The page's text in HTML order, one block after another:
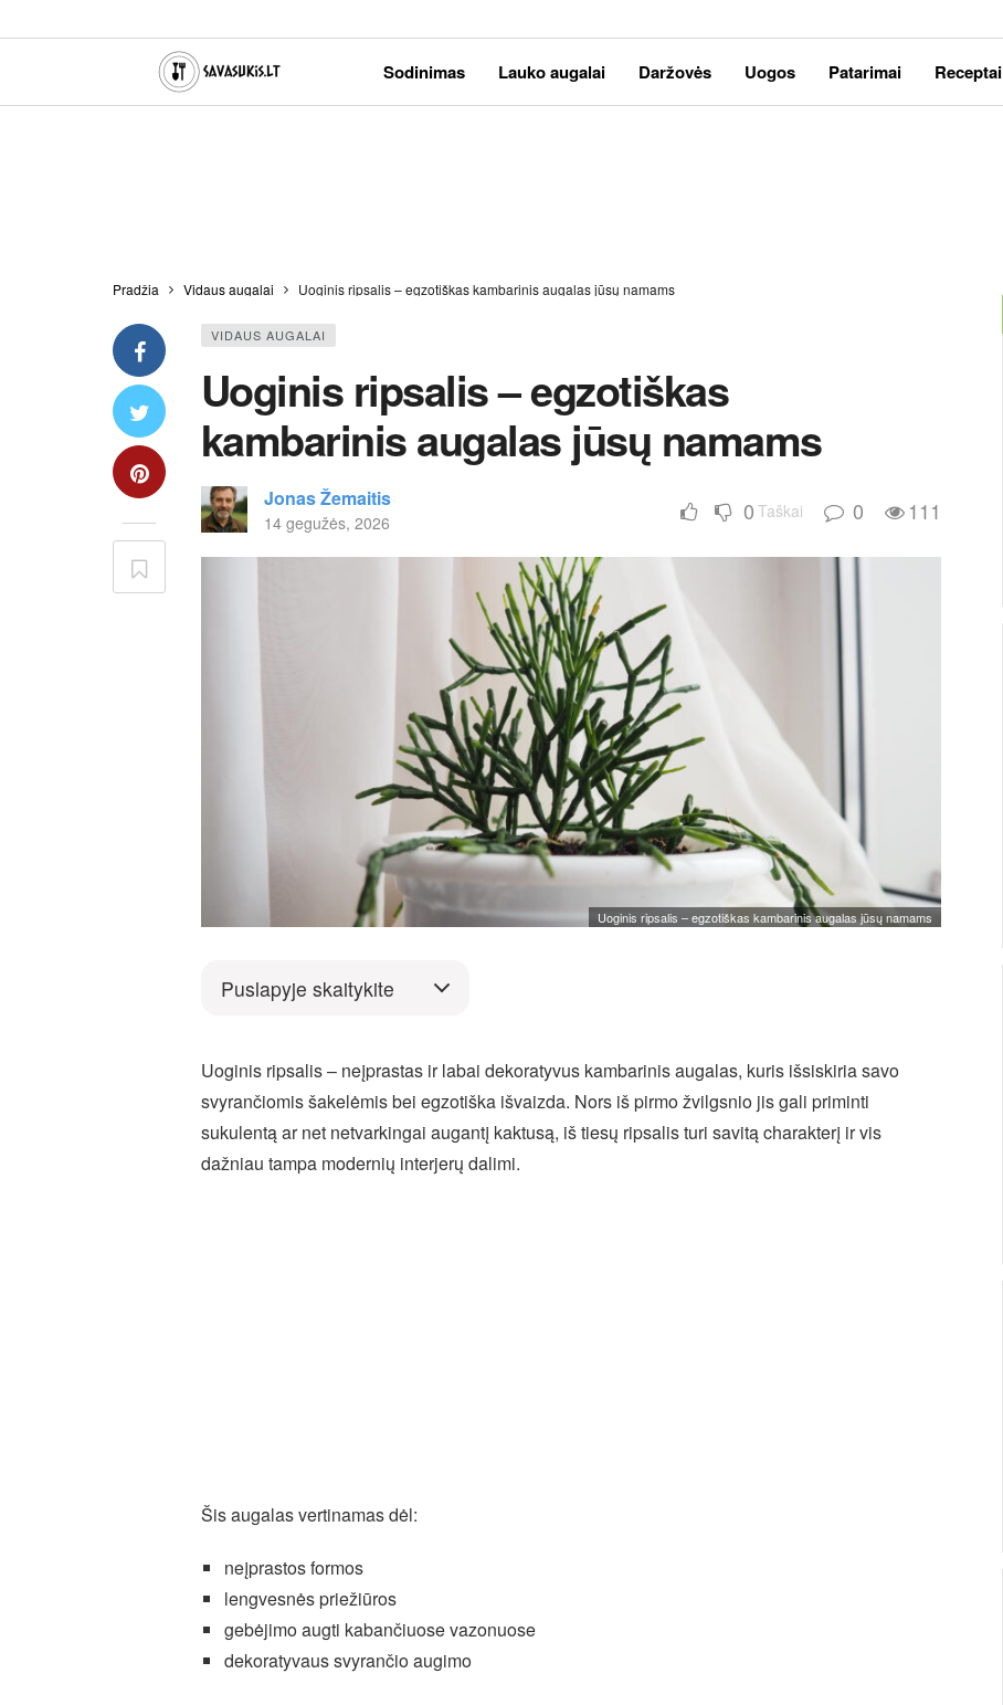
Sodinimas Lauko augalai Daržovės Uogos Patarimai Receptai
Pradžia Vidaus augalai Uoginis ripsalis – egzotiškas kambarinis augalas jūsų namams
VIDAUS AUGALAI
Uoginis ripsalis – egzotiškas
kambarinis augalas jūsų namams
Jonas Žemaitis
14 gegužės, 2026 0 Taškai 0 111
Uoginis ripsalis – egzotiškas kambarinis augalas jūsų namams
Puslapyje skaitykite
Uoginis ripsalis – neįprastas ir labai dekoratyvus kambarinis augalas, kuris išsiskiria savo
svyrančiomis šakelėmis bei egzotiška išvaizda. Nors iš pirmo žvilgsnio jis gali priminti
sukulentą ar net netvarkingai augantį kaktusą, iš tiesų ripsalis turi savitą charakterį ir vis
dažniau tampa modernių interjerų dalimi.
Šis augalas vertinamas dėl:
neįprastos formos
lengvesnės priežiūros
gebėjimo augti kabančiuose vazonuose
dekoratyvaus svyrančio augimo